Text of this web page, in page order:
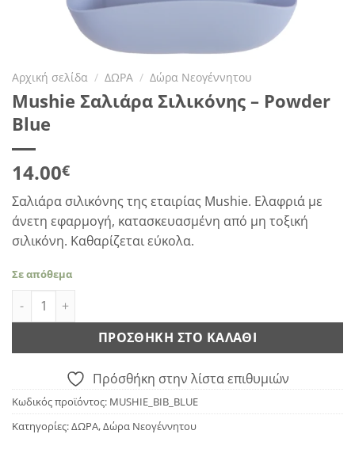
Αρχική σελίδα / ΔΩΡΑ / Δώρα Νεογέννητου
Mushie Σαλιάρα Σιλικόνης – Powder
Blue
14.00€
Σαλιάρα σιλικόνης της εταιρίας Mushie. Ελαφριά με
άνετη εφαρμογή, κατασκευασμένη από μη τοξική
σιλικόνη. Καθαρίζεται εύκολα.
Σε απόθεμα
Mushie Σαλιάρα Σιλικόνης - Powder Blue ποσότητα
ΠΡΟΣΘΉΚΗ ΣΤΟ ΚΑΛΆΘΙ
Πρόσθήκη στην λίστα επιθυμιών
Κωδικός προϊόντος: MUSHIE_BIB_BLUE
Κατηγορίες:ΔΩΡΑ,Δώρα Νεογέννητου